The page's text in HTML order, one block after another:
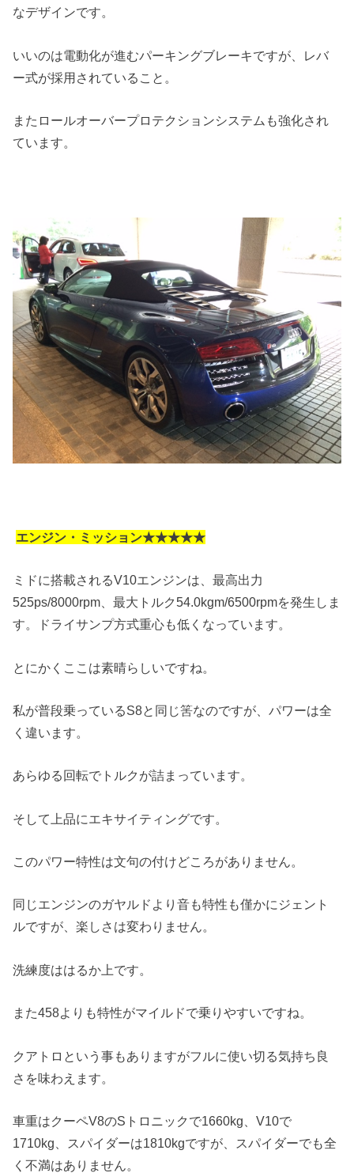
なデザインです。
いいのは電動化が進むパーキングブレーキですが、レバ
ー式が採用されていること。
またロールオーバープロテクションシステムも強化され
ています。
エンジン・ミッション★★★★★
ミドに搭載されるV10エンジンは、最高出力
525ps/8000rpm、最大トルク54.0kgm/6500rpmを発生しま
す。ドライサンプ方式重心も低くなっています。
とにかくここは素晴らしいですね。
私が普段乗っているS8と同じ筈なのですが、パワーは全
く違います。
あらゆる回転でトルクが詰まっています。
そして上品にエキサイティングです。
このパワー特性は文句の付けどころがありません。
同じエンジンのガヤルドより音も特性も僅かにジェント
ルですが、楽しさは変わりません。
洗練度ははるか上です。
また458よりも特性がマイルドで乗りやすいですね。
クアトロという事もありますがフルに使い切る気持ち良
さを味わえます。
車重はクーペV8のSトロニックで1660kg、V10で
1710kg、スパイダーは1810kgですが、スパイダーでも全
く不満はありません。